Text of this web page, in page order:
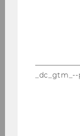
IB
and